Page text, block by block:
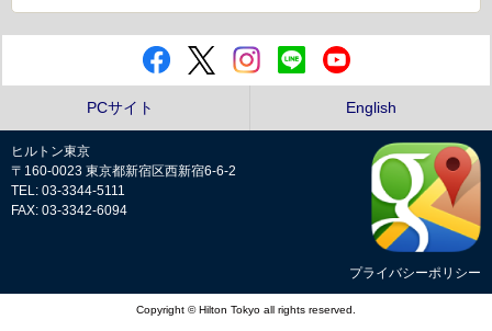
PCサイト English
ヒルトン東京
〒160-0023 東京都新宿区西新宿6-6-2
TEL: 03-3344-5111
FAX: 03-3342-6094
プライバシーポリシー
Copyright © Hilton Tokyo all rights reserved.